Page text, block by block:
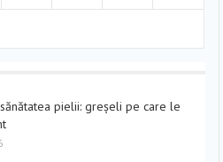
pielii: greșeli pe care le